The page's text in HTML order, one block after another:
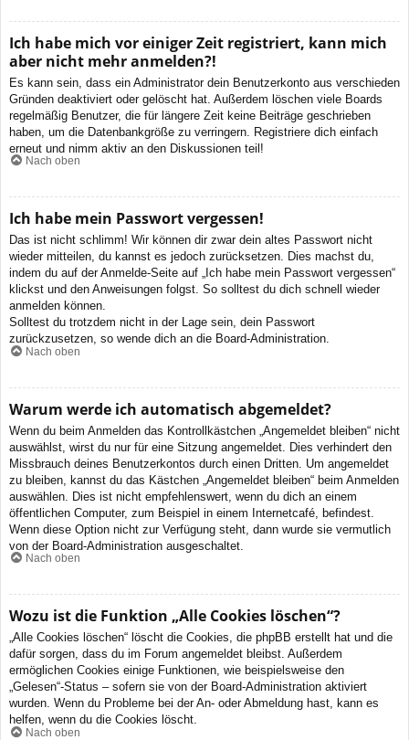
Ich habe mich vor einiger Zeit registriert, kann mich
aber nicht mehr anmelden?!
Es kann sein, dass ein Administrator dein Benutzerkonto aus verschieden
Gründen deaktiviert oder gelöscht hat. Außerdem löschen viele Boards
regelmäßig Benutzer, die für längere Zeit keine Beiträge geschrieben
haben, um die Datenbankgröße zu verringern. Registriere dich einfach
erneut und nimm aktiv an den Diskussionen teil!
Nach oben
Ich habe mein Passwort vergessen!
Das ist nicht schlimm! Wir können dir zwar dein altes Passwort nicht
wieder mitteilen, du kannst es jedoch zurücksetzen. Dies machst du,
indem du auf der Anmelde-Seite auf „Ich habe mein Passwort vergessen“
klickst und den Anweisungen folgst. So solltest du dich schnell wieder
anmelden können.
Solltest du trotzdem nicht in der Lage sein, dein Passwort
zurückzusetzen, so wende dich an die Board-Administration.
Nach oben
Warum werde ich automatisch abgemeldet?
Wenn du beim Anmelden das Kontrollkästchen „Angemeldet bleiben“ nicht
auswählst, wirst du nur für eine Sitzung angemeldet. Dies verhindert den
Missbrauch deines Benutzerkontos durch einen Dritten. Um angemeldet
zu bleiben, kannst du das Kästchen „Angemeldet bleiben“ beim Anmelden
auswählen. Dies ist nicht empfehlenswert, wenn du dich an einem
öffentlichen Computer, zum Beispiel in einem Internetcafé, befindest.
Wenn diese Option nicht zur Verfügung steht, dann wurde sie vermutlich
von der Board-Administration ausgeschaltet.
Nach oben
Wozu ist die Funktion „Alle Cookies löschen“?
„Alle Cookies löschen“ löscht die Cookies, die phpBB erstellt hat und die
dafür sorgen, dass du im Forum angemeldet bleibst. Außerdem
ermöglichen Cookies einige Funktionen, wie beispielsweise den
„Gelesen“-Status – sofern sie von der Board-Administration aktiviert
wurden. Wenn du Probleme bei der An- oder Abmeldung hast, kann es
helfen, wenn du die Cookies löscht.
Nach oben